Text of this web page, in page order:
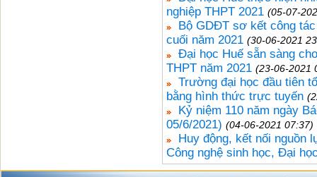
nghiệp THPT 2021 (05-07-
Bộ GDĐT sơ kết công
cuối năm 2021 (30-06-2021
Đại học Huế sẵn sàng
THPT năm 2021 (23-06-2021
Trường đại học đầu tiên
bằng hình thức trực tuyến
Kỷ niệm 110 năm ngày
05/6/2021) (04-06-2021 07:37)
Huy động, kết nối nguồn
Công nghệ sinh học, Đại